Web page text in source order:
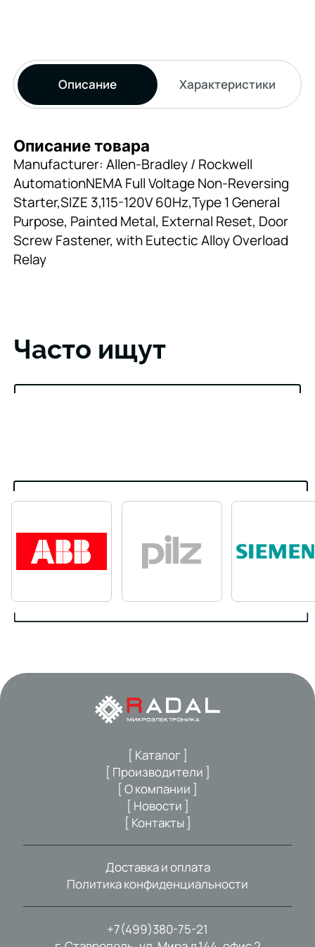
Описание Характеристики
Описание товара
Manufacturer: Allen-Bradley / Rockwell
AutomationNEMA Full Voltage Non-Reversing
Starter,SIZE 3,115-120V 60Hz,Type 1 General
Purpose, Painted Metal, External Reset, Door
Screw Fastener, with Eutectic Alloy Overload
Relay
Часто ищут
+7(499)380-75-21
[ Каталог ]
[ Производители ]
[ О компании ]
[ Новости ]
[ Контакты ]
Доставка и оплата
Политика конфиденциальности